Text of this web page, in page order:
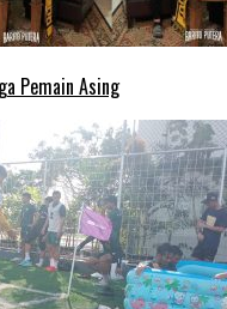
Pemain Asing